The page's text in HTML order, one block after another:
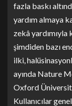
fazla baskı
yardım almaya
zekâ
şimdiden bazı
ilki,
ayında Nature
Oxford
Kullanıcılar